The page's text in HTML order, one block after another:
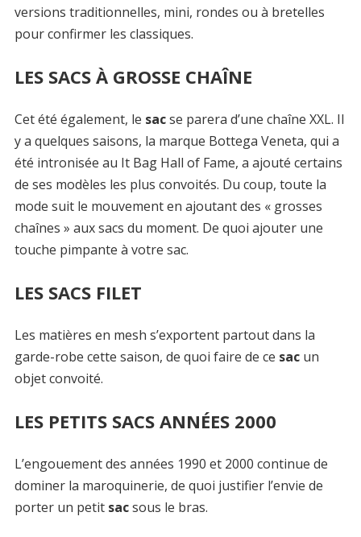
versions traditionnelles, mini, rondes ou à bretelles
pour confirmer les classiques.
LES SACS À GROSSE CHAÎNE
Cet été également, le sacse parera d’une chaîne XXL. Il
y a quelques saisons, la marque Bottega Veneta, qui a
été intronisée au It Bag Hall of Fame, a ajouté certains
de ses modèles les plus convoités. Du coup, toute la
mode suit le mouvement en ajoutant des « grosses
chaînes » aux sacs du moment. De quoi ajouter une
touche pimpante à votre sac.
LES SACS FILET
Les matières en mesh s’exportent partout dans la
garde-robe cette saison, de quoi faire de ce sacun
objet convoité.
LES PETITS SACS ANNÉES 2000
L’engouement des années 1990 et 2000 continue de
dominer la maroquinerie, de quoi justifier l’envie de
porter un petit sacsous le bras.